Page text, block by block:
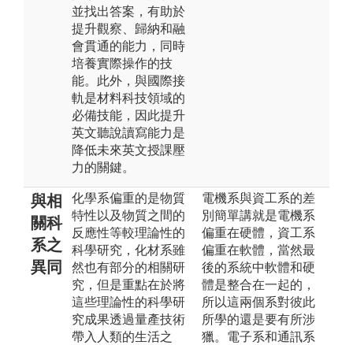
並找出答案，有助於
提升觀察、歸納和融
會貫通的能力，同時
培養實際操作的技
能。此外，與國際接
軌是材料科技領域的
必備技能，因此提升
英文聽說讀寫能力是
降低未來英文授課壓
力的關鍵。
與相
關科
系之
異同
化學系偏重的是物質
特性以及物質之間的
反應性等較理論性的
科學研究，化材系雖
然也有部分的相關研
究，但是重點在於將
這些理論性的科學研
究成果透過量產技術
帶入人類的生活之
電機系與資工系的差
別簡單講就是電機系
偏重在硬體，資工系
偏重在軟體，當然最
後的系統中軟體和硬
體是整合在一起的，
所以這兩個系對彼此
所學的還是要有所涉
獵。電子系和通訊系